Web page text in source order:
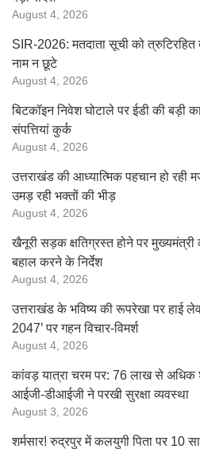
August 4, 2026
SIR-2026: मतदाता सूची को त्रुटिरहित
नाम न छूटे
August 4, 2026
बिटकॉइन निवेश घोटाले पर ईडी की बड़ी
संपत्तियां कुर्क
August 4, 2026
उत्तराखंड की आध्यात्मिक पहचान हो रही
उमड़ रही भक्तों की भीड़
August 4, 2026
खैनूरी सड़क क्षतिग्रस्त होने पर मुख्यमंत्री
बहाल करने के निर्देश
August 4, 2026
उत्तराखंड के भविष्य की रूपरेखा पर हाई
2047’ पर गहन विचार-विमर्श
August 4, 2026
कांवड़ यात्रा चरम पर: 76 लाख से अधिक
आईजी-डीआईजी ने परखी सुरक्षा व्यवस्था
August 3, 2026
शर्मसार! रुद्रपुर में कलयुगी पिता पर 10